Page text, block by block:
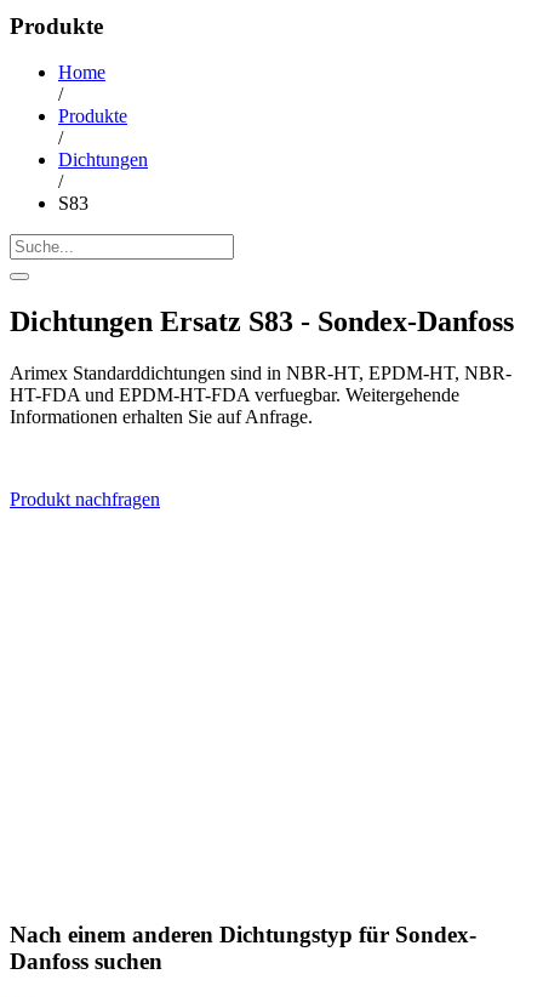
Produkte
Home
/
Produkte
/
Dichtungen
/
S83
Dichtungen Ersatz S83 - Sondex-Danfoss
Arimex Standarddichtungen sind in NBR-HT, EPDM-HT, NBR-
HT-FDA und EPDM-HT-FDA verfuegbar. Weitergehende
Informationen erhalten Sie auf Anfrage.
Produkt nachfragen
Nach einem anderen Dichtungstyp für Sondex-
Danfoss suchen